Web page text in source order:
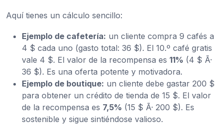
Aquí tienes un cálculo sencillo:
Ejemplo de cafetería: un cliente compra 9 cafés a
4 $ cada uno (gasto total: 36 $). El 10.º café gratis
vale 4 $. El valor de la recompensa es 11% (4 $ Ã·
36 $). Es una oferta potente y motivadora.
Ejemplo de boutique: un cliente debe gastar 200 $
para obtener un crédito de tienda de 15 $. El valor
de la recompensa es 7,5% (15 $ Ã· 200 $). Es
sostenible y sigue sintiéndose valioso.